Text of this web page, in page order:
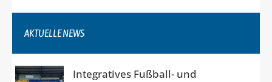
AKTUELLE NEWS
Integratives Fußball- und